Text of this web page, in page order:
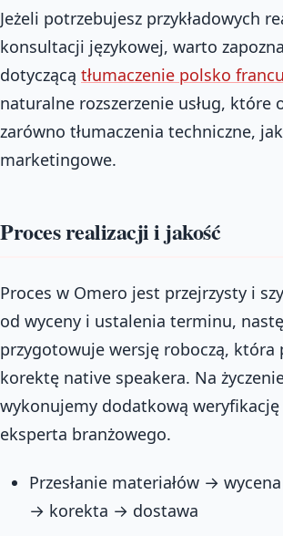
Jeżeli potrzebujesz przykładowych
konsultacji językowej, warto
dotyczącą tłumaczenie polsko
naturalne rozszerzenie usług, które
zarówno tłumaczenia techniczne,
marketingowe.
Proces realizacji i jakość
Proces w Omero jest przejrzysty i
od wyceny i ustalenia terminu,
przygotowuje wersję roboczą, która
korektę native speakera. Na
wykonujemy dodatkową
eksperta branżowego.
Przesłanie materiałów →
→ korekta → dostawa